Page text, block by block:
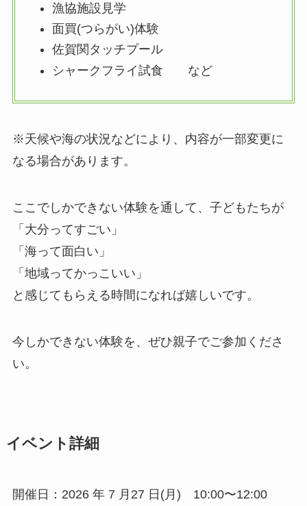
漁協施設見学
面買(つらがい)体験
佐賀関タッチプール
シャークフライ試食 など
※天候や海の状況などにより、内容が一部変更に
なる場合があります。
ここでしかできない体験を通して、子どもたちが
「大分ってすごい」
「海って面白い」
「地域ってかっこいい」
と感じてもらえる時間になれば嬉しいです。
今しかできない体験を、ぜひ親子でご参加くださ
い。
イベント詳細
開催日：2026 年 7 月27 日(月) 10:00〜12:00